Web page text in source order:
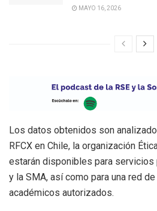
MAYO 16, 2026
Los datos obtenidos son
RFCX en Chile, la organización
estarán disponibles para
y la SMA, así como para una red
académicos autorizados.